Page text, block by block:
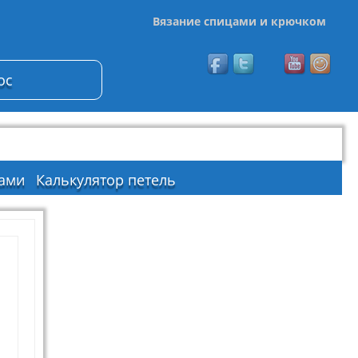
Вязание спицами и крючком
Калькулятор петель